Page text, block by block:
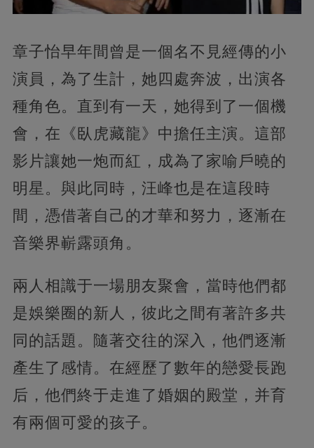
章子怡早年間曾是一個名不見經傳的小
演員，為了生計，她四處奔波，出演各
種角色。直到有一天，她得到了一個機
會，在《臥虎藏龍》中擔任主演。這部
影片讓她一炮而紅，成為了家喻戶曉的
明星。與此同時，汪峰也是在這段時
間，憑借著自己的才華和努力，逐漸在
音樂界嶄露頭角。
兩人相識于一場朋友聚會，當時他們都
是娛樂圈的新人，彼此之間有著許多共
同的話題。隨著交往的深入，他們逐漸
產生了感情。在經歷了數年的戀愛長跑
后，他們終于走進了婚姻的殿堂，并育
有兩個可愛的孩子。